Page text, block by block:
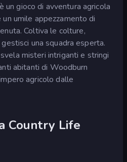
un gioco di avventura agricola
umile appezzamento di
Coltiva le colture,
una squadra esperta.
misteri intriganti e stringi
abitanti di Woodburn
agricolo dalle
Country Life